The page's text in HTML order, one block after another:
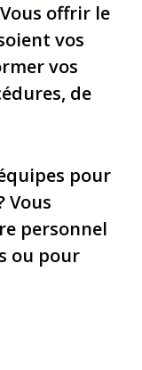
offrir le
vos
vos
de
pour
Vous
personnel
ou pour